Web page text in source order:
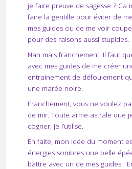
je faire preuve de sagesse ? Ca
faire la gentille pour éviter de
mes guides ou de me voir
pour des raisons aussi stupides.
Nan mais franchement. Il faut
avec mes guides de me créer
entrainement de défoulement
une marée noire.
Franchement, vous ne voulez
de mir. Toute arme astrale que
cogner, je l’utilise.
En faite, mon idée du moment
énergies sombres une belle
battre avec un de mes guides.